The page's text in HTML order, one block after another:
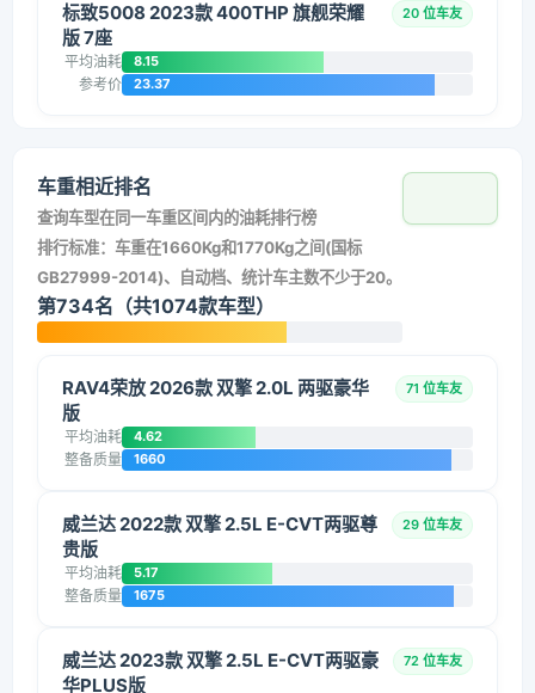
标致5008 2023款 400THP 旗舰荣耀
版 7座
20 位车友
平均油耗 8.15
参考价 23.37
车重相近排名
查询车型在同一车重区间内的油耗排行榜
排行标准：车重在1660Kg和1770Kg之间(国标
GB27999-2014)、自动档、统计车主数不少于20。
第734名（共1074款车型）
RAV4荣放 2026款 双擎 2.0L 两驱豪华
版
71 位车友
平均油耗 4.62
整备质量 1660
威兰达 2022款 双擎 2.5L E-CVT两驱尊
贵版
29 位车友
平均油耗 5.17
整备质量 1675
威兰达 2023款 双擎 2.5L E-CVT两驱豪
华PLUS版
72 位车友